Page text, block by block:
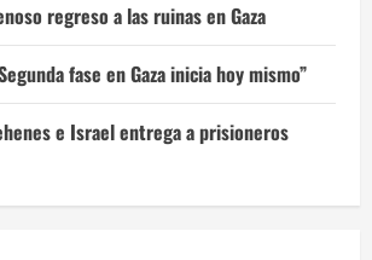
regreso a las ruinas en Gaza
fase en Gaza inicia hoy mismo”
e Israel entrega a prisioneros